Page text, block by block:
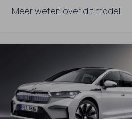
Meer weten over dit model